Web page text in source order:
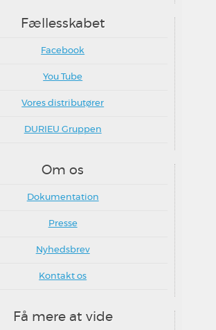
Fællesskabet
Facebook
You Tube
Vores distributører
DURIEU Gruppen
Om os
Dokumentation
Presse
Nyhedsbrev
Kontakt os
Få mere at vide